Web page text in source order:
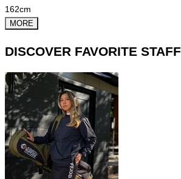
162cm
MORE
DISCOVER FAVORITE STAFF